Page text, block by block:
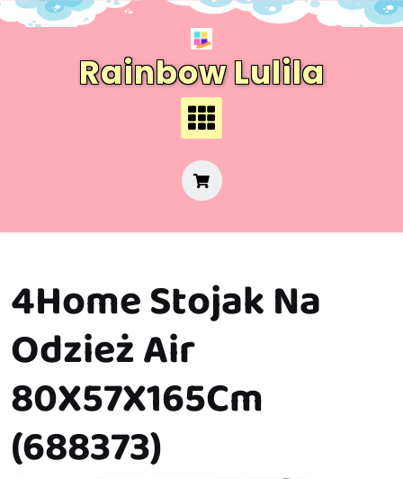
Skip
Rainbow Lulila
4Home Stojak Na
Odzież Air
80X57X165Cm
(688373)